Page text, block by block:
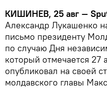
КИШИНЕВ, 25 авг —
Александр Лукашенко
письмо президенту
по случаю Дня
который отмечается 27
опубликовал на своей
молдавского главы